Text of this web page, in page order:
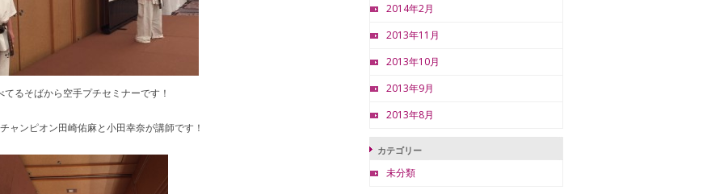
てるそばから空手プチセミナーです！
ャンピオン田崎佑麻と小田幸奈が講師です！
2014年2月
2013年11月
2013年10月
2013年9月
2013年8月
カテゴリー
未分類